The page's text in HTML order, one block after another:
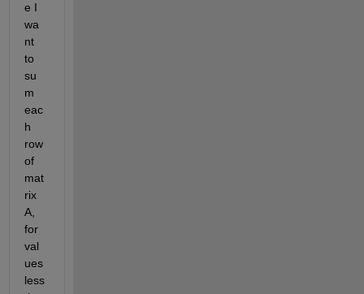
e I
wa
nt
to
su
m
eac
h
row
of
mat
rix
A,
for
val
ues
less